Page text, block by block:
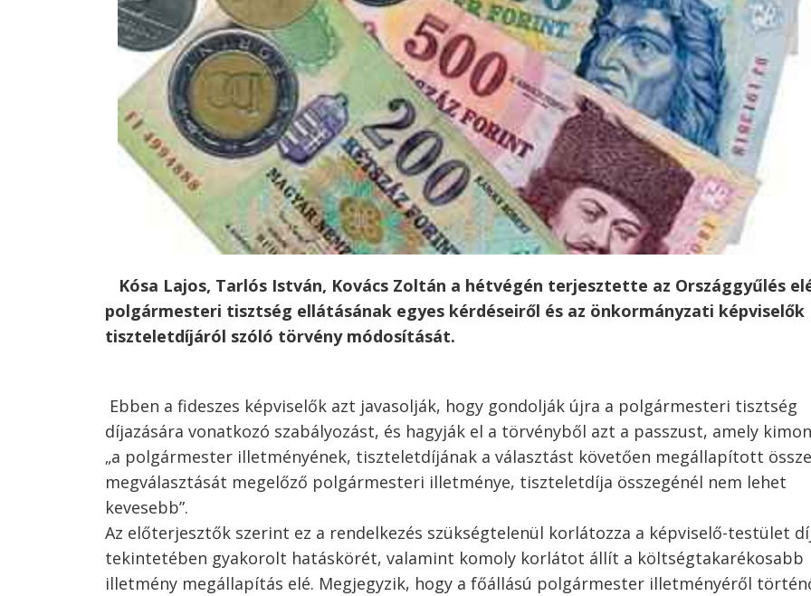
Kósa Lajos, Tarlós István, Kovács Zoltán a hétvégén terjesztette az Országgyűlés
polgármesteri tisztség ellátásának egyes kérdéseiről és az önkormányzati képviselők
tiszteletdíjáról szóló törvény módosítását.
Ebben a fideszes képviselők azt javasolják, hogy gondolják újra a polgármesteri tisztség
díjazására vonatkozó szabályozást, és hagyják el a törvényből azt a passzust, amely
„a polgármester illetményének, tiszteletdíjának a választást követően megállapított
megválasztását megelőző polgármesteri illetménye, tiszteletdíja összegénél nem lehet
kevesebb”.
Az előterjesztők szerint ez a rendelkezés szükségtelenül korlátozza a képviselő-testület
tekintetében gyakorolt hatáskörét, valamint komoly korlátot állít a költségtakarékosabb
illetmény megállapítás elé. Megjegyzik, hogy a főállású polgármester illetményéről